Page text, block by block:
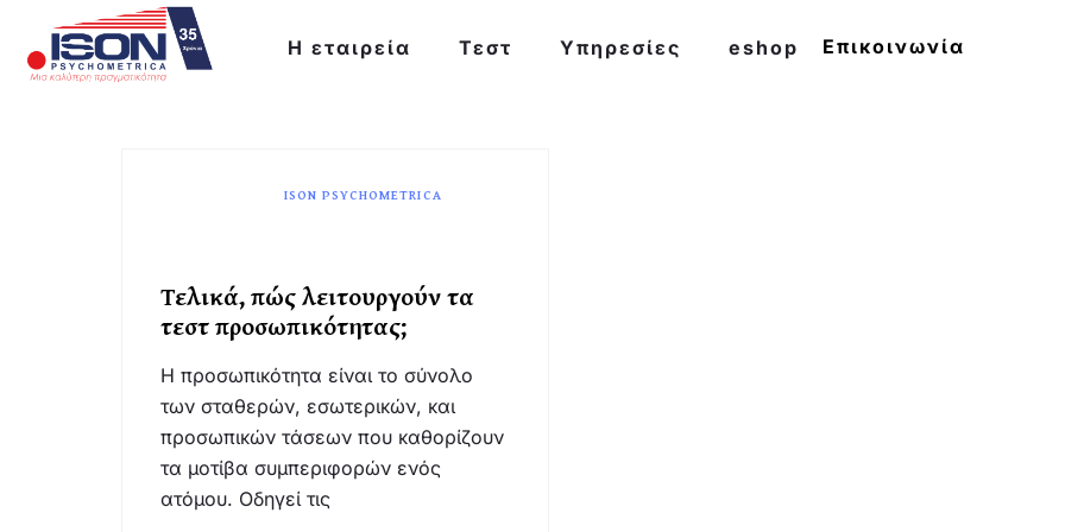
Η εταιρεία Τεστ Υπηρεσίες eshop Επικοινωνία
ISON PSYCHOMETRICA
Τελικά, πώς λειτουργούν τα
τεστ προσωπικότητας;
Η προσωπικότητα είναι το σύνολο
των σταθερών, εσωτερικών, και
προσωπικών τάσεων που καθορίζουν
τα μοτίβα συμπεριφορών ενός
ατόμου. Οδηγεί τις